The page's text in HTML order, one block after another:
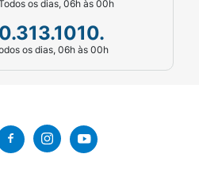
ou secos,
pós
os dias, 06h às 00h
os dias, 06h às 00h